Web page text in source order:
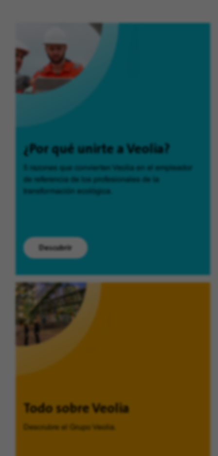
¿Por qué unirte a Veolia?
Descubrir
Todo sobre Veolia
Descrubre el Grupo Veolia.